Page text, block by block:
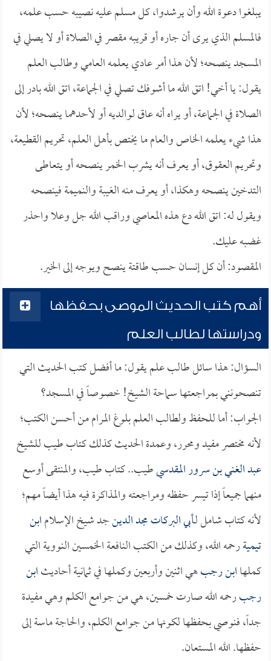
يبلغوا دعوة الله وأن يرشدوا، كل مسلم عليه نصيبه حسب علمه،
فالمسلم الذي يرى أن جاره أو قريبه مقصر في الصلاة أو لا يصلي في
المسجد ينصحه؛ لأن هذا أمر عادي يعلمه العامي وطالب العلم
يقول: يا أخي! اتق الله ما أشوفك تصلي في الجماعة، اتق الله بادر إلى
الصلاة في الجماعة، أو يراه أنه عاق لوالديه أو لأحدهما ينصحه؛ لأن
هذا شيء يعلمه الخاص والعام ما يختص بأهل العلم، تحريم القطيعة،
وتحريم العقوق، أو يعرف أنه يشرب الخمر ينصحه أو يتعاطى
التدخين ينصحه وهكذا، أو يعرف منه الغيبة والنميمة فينصحه
ويقول له: اتق الله دع هذه المعاصي وراقب الله جل وعلا واحذر
غضبه عليك.
المقصود: أن كل إنسان حسب طاقتة ينصح ويوجه إلى الخير.
أهم كتب الحديث الموصى بحفظها
ودراستها لطالب العلم
السؤال: هذا سائل طالب علم يقول: ما أفضل كتب الحديث التي
تنصحونني بمراجعتها سماحة الشيخ! خصوصاً في المسجد؟
الجواب: أما للحفظ ولطالب العلم بلوغ المرام من أحسن الكتب؛
لأنه مختصر مفيد ومحرر، وعمدة الحديث كذلك كتاب طيب للشيخ
عبد الغني بن سرور المقدسيطيب.. كتاب طيب، والمنتقى أوسع
منهما جميعاً إذا تيسر حفظه ومراجعته والمذاكرة فيه هذا أيضاً مهم؛
لأنه كتاب شامل لـأبي البركات مجد الدينجد شيخ الإسلامابن
تيميةرحمه الله، وكذلك من الكتب النافعة الخمسين النووية التي
كملهاابن رجبهي اثنين وأربعين وكملها في ثمانية أحاديثابن
رجبرحمه الله صارت خمسين، هي من جوامع الكلم وهي مفيدة
جداً، فنوصي بحفظها لكونها من جوامع الكلم، والحاجة ماسة إلى
حفظها. الله المستعان.